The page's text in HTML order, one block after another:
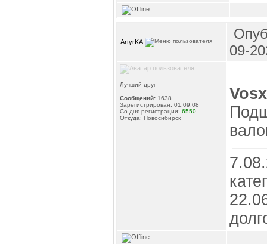
ArtyrKA
09-
Лучший друг
Сообщений: 1638
Зарегистрирован: 01.09.08
Со дня регистрации: 6550
Откуда: Новосибирск